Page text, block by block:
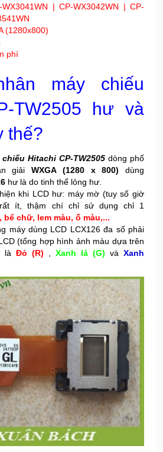
| CP-WX3042WN | CP-
(1280x800)
phí
máy chiếu
TW2505 hư và
thế?
chiếu Hitachi CP-TW2505 dòng phổ
giải WXGA (1280 x 800) dùng
hư là do tinh thể lỏng hư.
khi LCD hư: máy mờ (tuy số giờ
ít, thậm chí chỉ sử dụng chỉ 1
bể chữ, lem màu, ố màu,...
máy dùng LCD LCX126 đa số phải
(tổng hợp hình ảnh màu dựa trên
là Đỏ (R) Xanh lá (G) và Xanh